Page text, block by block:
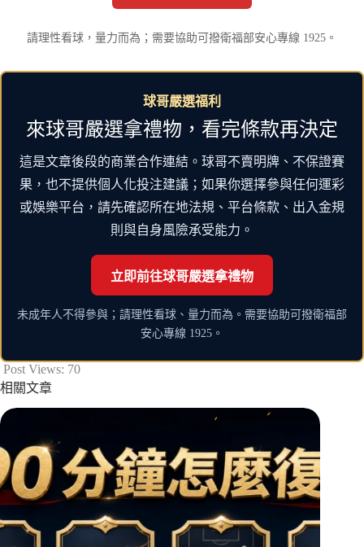
請理性看球，量力而為；需要協助可撥衛福部安心專線 1925。
球哥嚴選福利
來球哥嚴選拿禮物，看完條款再決定
這是文章後段的商業合作連結。球哥不賣明牌、不保證賽
果，也不提供個人化投注建議；如果你選擇參與任何運彩
或娛樂平台，請先確認所在地法規、平台條款、出入金規
則與自身風險承受能力。
立即前往球哥嚴選拿禮物
未成年人不得參與；請理性看球、量力而為。需要協助可撥衛福部
安心專線 1925。
Post Views: 70
相關文章